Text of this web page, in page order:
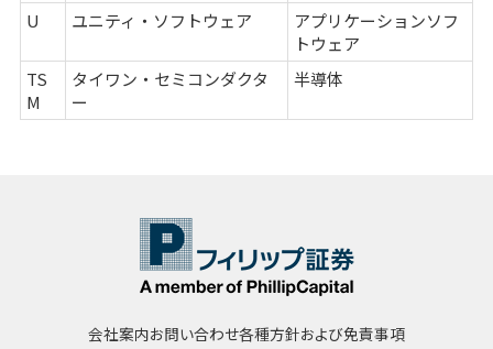
U
ユニティ・ソフトウェア
アプリケーションソフ
トウェア
TS
M
タイワン・セミコンダクタ
ー
半導体
会社案内お問い合わせ各種方針および免責事項